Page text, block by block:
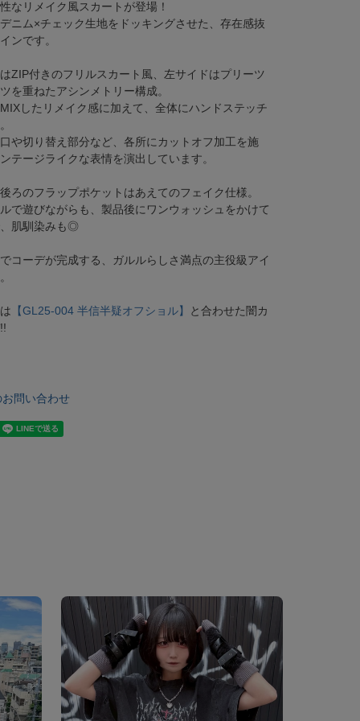
なリメイク風スカートが登場！
ニム×チェック生地をドッキングさせた、存在感抜
ンです。
ZIP付きのフリルスカート風、左サイドはプリーツ
を重ねたアシンメトリー構成。
したリメイク感に加えて、全体にハンドステッチ
や切り替え部分など、各所にカットオフ加工を施
テージライクな表情を演出しています。
ろのフラップポケットはあえてのフェイク仕様。
で遊びながらも、製品後にワンウォッシュをかけて
肌馴染みも◎
コーデが完成する、ガルルらしさ満点の主役級アイ
【GL25-004 半信半疑オフショル】
と合わせた闇カ
問い合わせ